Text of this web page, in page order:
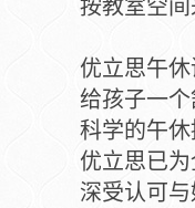
优立思午
给孩子一
科学的午
优立思已
深受认可